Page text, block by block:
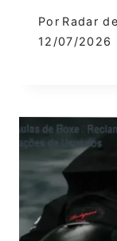
Por Radar
12/07/2026